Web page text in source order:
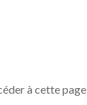
à cette page,